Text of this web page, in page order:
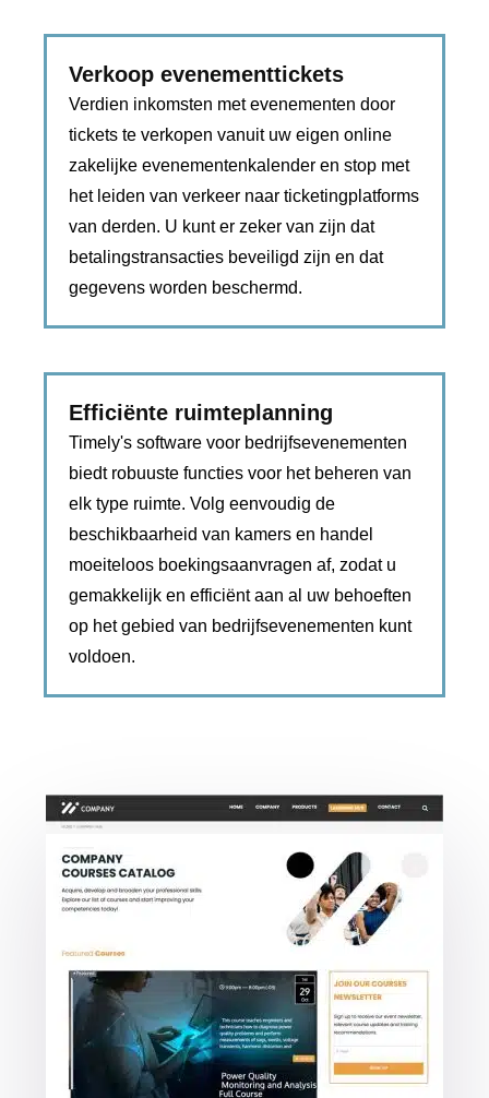
Verkoop evenementtickets
Verdien inkomsten met evenementen door
tickets te verkopen vanuit uw eigen online
zakelijke evenementenkalender en stop met
het leiden van verkeer naar ticketingplatforms
van derden. U kunt er zeker van zijn dat
betalingstransacties beveiligd zijn en dat
gegevens worden beschermd.
Efficiënte ruimteplanning
Timely's software voor bedrijfsevenementen
biedt robuuste functies voor het beheren van
elk type ruimte. Volg eenvoudig de
beschikbaarheid van kamers en handel
moeiteloos boekingsaanvragen af, zodat u
gemakkelijk en efficiënt aan al uw behoeften
op het gebied van bedrijfsevenementen kunt
voldoen.